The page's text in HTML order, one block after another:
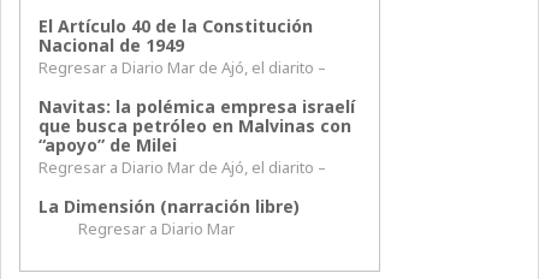
El Artículo 40 de la Constitución
Nacional de 1949
Regresar a Diario Mar de Ajó, el diarito –
Navitas: la polémica empresa israelí
que busca petróleo en Malvinas con
“apoyo” de Milei
Regresar a Diario Mar de Ajó, el diarito –
La Dimensión (narración libre)
Regresar a Diario Mar